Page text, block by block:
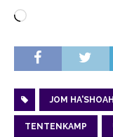
JOM
TENTENKAMP